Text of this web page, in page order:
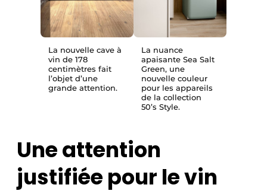
La nouvelle cave à
vin de 178
centimètres fait
l’objet d’une
grande attention.
La nuance
apaisante Sea Salt
Green, une
nouvelle couleur
pour les appareils
de la collection
50’s Style.
Une attention
justifiée pour le vin